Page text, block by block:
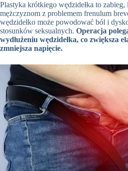
76 66
Umów
wizytę w
Oslomed
Plastyka krótkiego wędzidełka to zabieg,
mężczyznom z problemem frenulum
wędzidełko może powodować ból i
stosunków seksualnych. Operacja
wydłużeniu wędzidełka, co zwiększa
zmniejsza napięcie.